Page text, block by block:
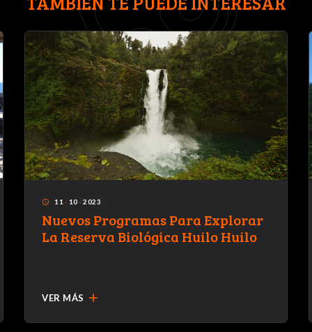
access_time 11 · 10 · 2023
Nuevos Programas Para Explorar
La Reserva Biológica Huilo Huilo
VER MÁS add